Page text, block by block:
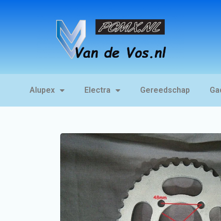
Alupex Electra Gereedschap